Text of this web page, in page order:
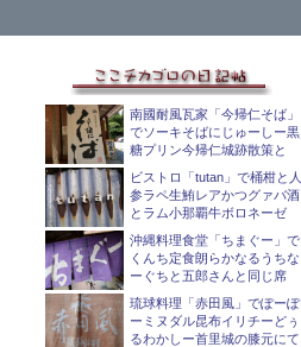
南國耐風瓦家「今帰仁そば」
でソーキそばにじゅーしー黒
糖プリン今帰仁城跡散策と
ビストロ「tutan」で桶柑と人
参ラペ生鮪レアかつグァバ酒
とラム小那覇牛ボロネーゼ
沖縄料理食堂「ちまぐー」で
くんち定食朗らかなるうちな
ーぐちと五郎さんと同じ席
琉球料理「赤田風」でぽーぽ
ーミヌダル昆布イリチーどぅ
るわかしー首里城の膝元にて